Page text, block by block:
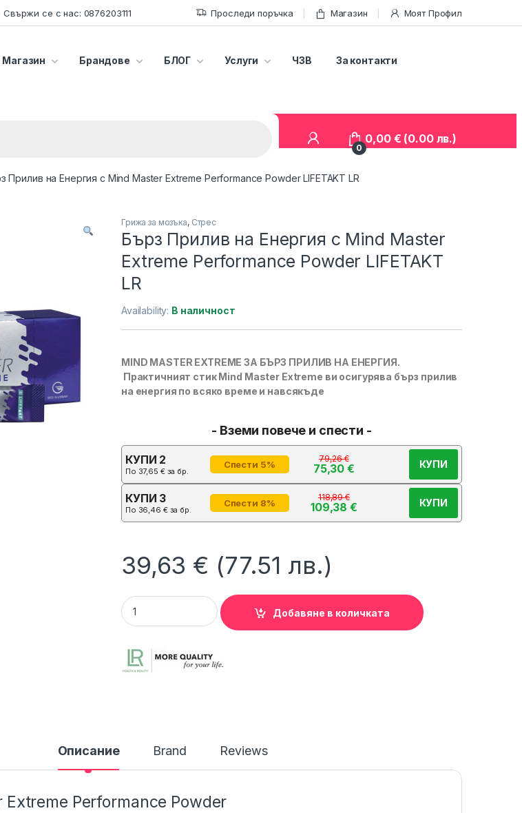
Свържи се с нас: 0876203111 Проследи поръчка Магазин Моят Профил
Магазин Брандове БЛОГ Услуги ЧЗВ За контакти
0
0,00 € (0.00 лв.)
Прилив на Енергия с Mind Master Extreme Performance Powder LIFETAKT LR
Грижа за мозъка, Стрес
Бърз Прилив на Енергия с Mind Master
Extreme Performance Powder LIFETAKT
LR
Availability: В наличност
MIND MASTER EXTREME ЗА БЪРЗ ПРИЛИВ НА ЕНЕРГИЯ.
Практичният стик Mind Master Extreme ви осигурява бърз прилив
на енергия по всяко време и навсякъде
- Вземи повече и спести -
КУПИ 2
По 37,65 €за бр.
Спести 5%
79,26€
75,30€ КУПИ
КУПИ 3
По 36,46 €за бр.
Спести 8%
118,89€
109,38 € КУПИ
39,63 € (77.51 лв.)
Бърз Прилив на Енергия с Mind Master Extreme Performance Powder LIFETAKT
Добавяне в количката
Описание Brand Reviews
Extreme Performance Powder